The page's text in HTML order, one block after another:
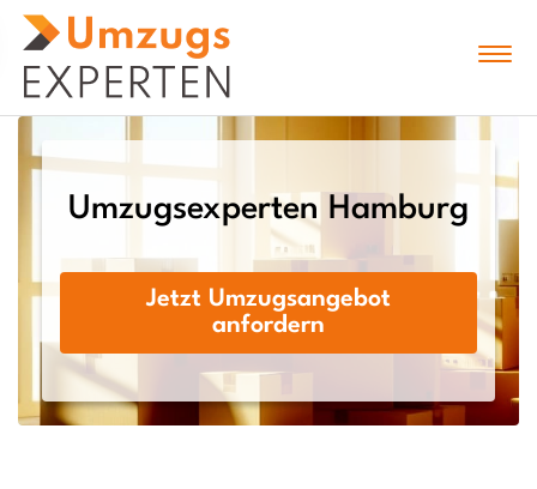
Umzugsexperten Hamburg
Jetzt Umzugsangebot
anfordern